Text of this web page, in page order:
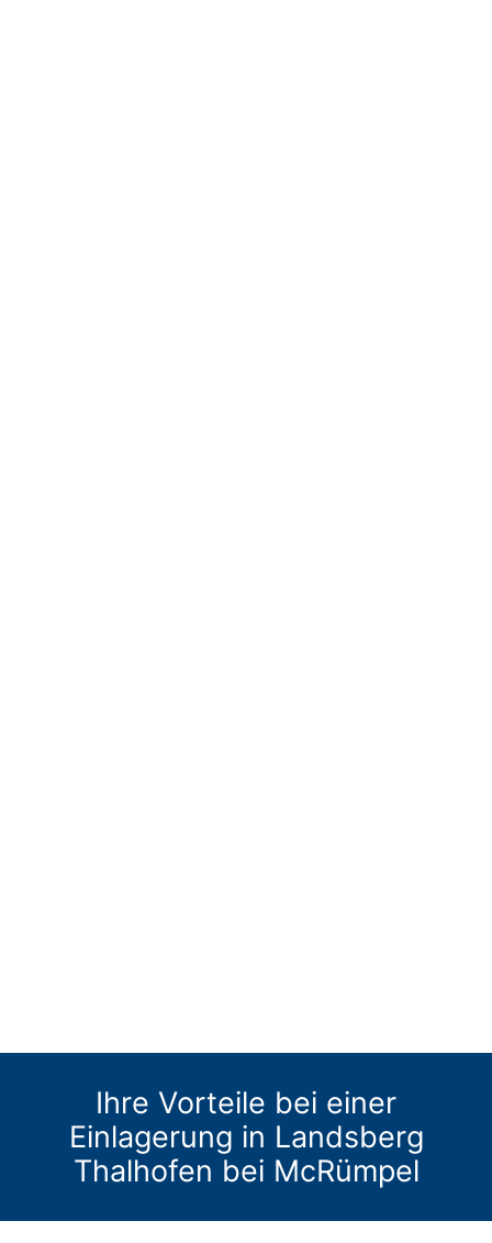
Ihre Vorteile bei einer
Einlagerung in Landsberg
Thalhofen bei McRümpel